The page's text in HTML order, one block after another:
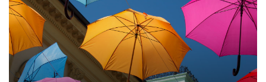
ПРЕМЬЕРА
ТАМ И ТУТ
СТИЛЬ ЖИЗНИ
ХАЙП